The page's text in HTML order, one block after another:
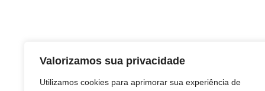
Valorizamos sua privacidade
Utilizamos cookies para aprimorar sua experiência de